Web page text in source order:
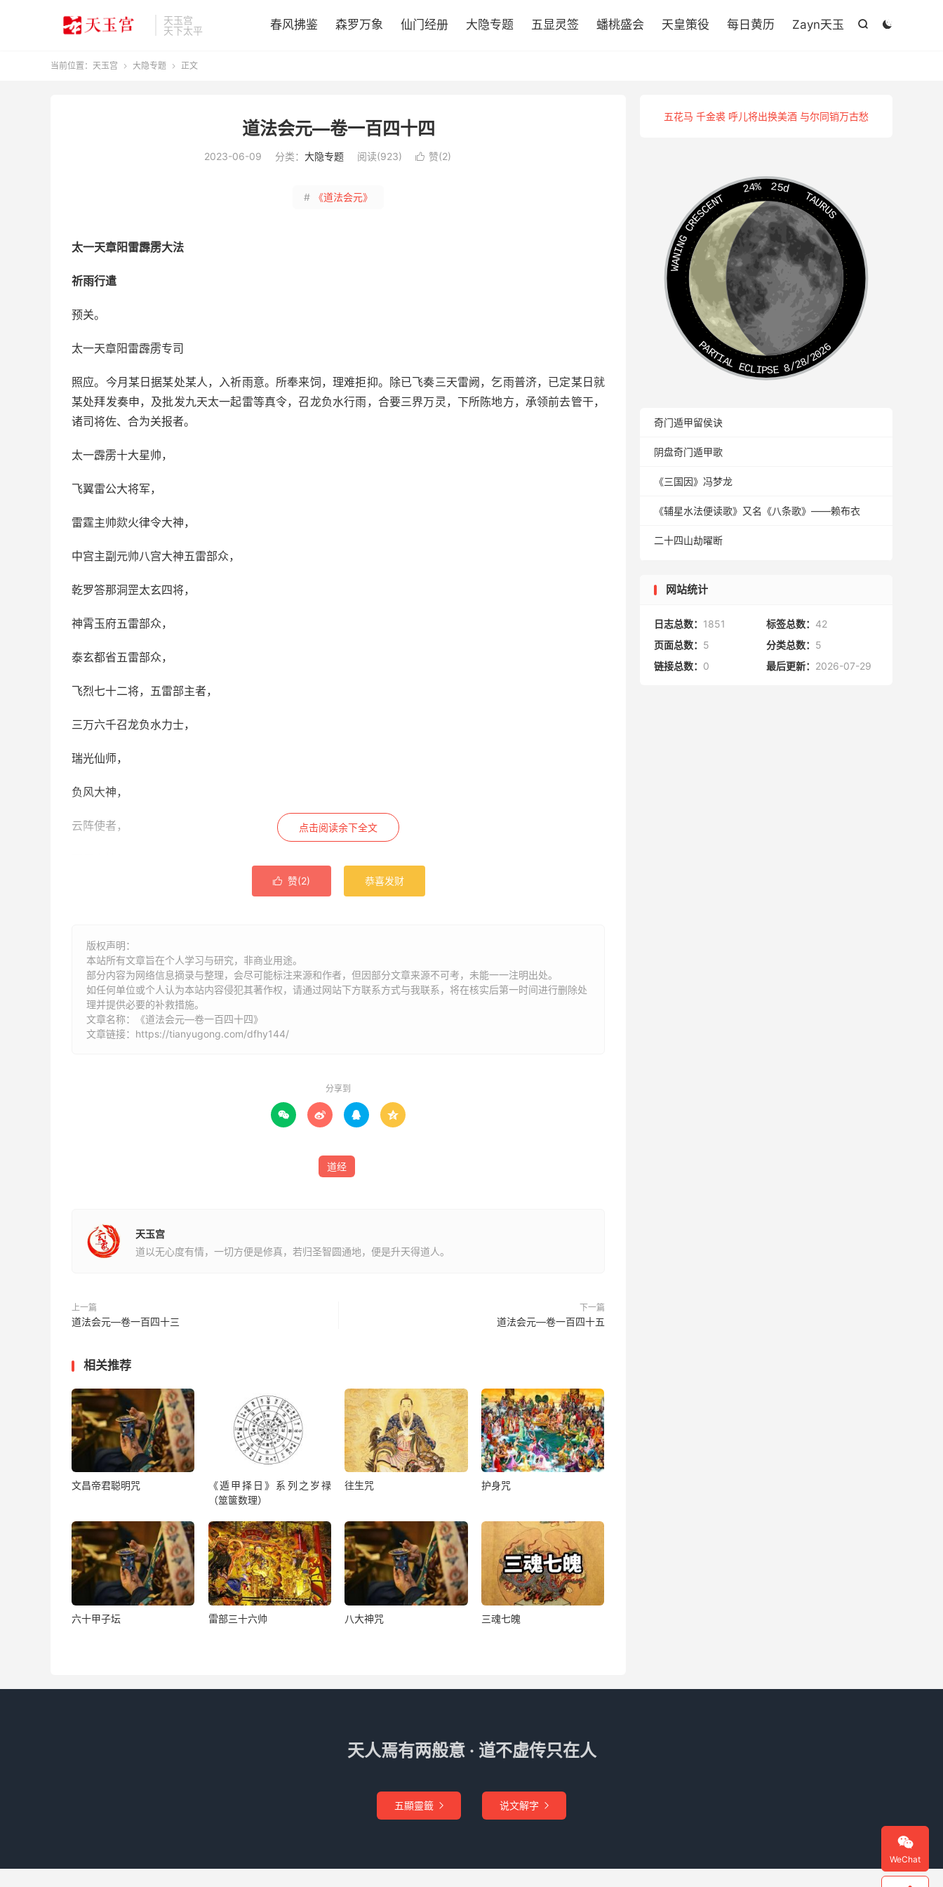
天玉宫
天下太平


春风拂鉴 森罗万象 仙门经册 大隐专题 五显灵签 蟠桃盛会 天皇策役 每日黄历 Zayn天玉
当前位置： 天玉宫  大隐专题  正文
道法会元—卷一百四十四
2023-06-09 分类： 大隐专题 阅读(923)  赞(2)
# 《道法会元》
太一天章阳雷霹雳大法
祈雨行遣
预关。
太一天章阳雷霹雳专司
照应。今月某日据某处某人，入祈雨意。所奉来饲，理难拒抑。除已飞奏三天雷阙，乞雨普济，已定某日就
某处拜发奏申，及批发九天太一起雷等真令，召龙负水行雨，合要三界万灵，下所陈地方，承领前去管干，
诸司将佐、合为关报者。
太一霹雳十大星帅，
飞翼雷公大将军，
雷霆主帅欻火律令大神，
中宫主副元帅八宫大神五雷部众，
乾罗答那洞罡太玄四将，
神霄玉府五雷部众，
泰玄都省五雷部众，
飞烈七十二将，五雷部主者，
三万六千召龙负水力士，
瑞光仙师，
负风大神，
云阵使者，
某处社令行雨神祇，
三界五雷直符使者，
雷部应干霹雳大神。
神水，伺候当职呼召，立要应声，明彰报应。不得有违。故关。
处管内，大赐霶，苏苗救物，以全民食。但以太一大法，威禁至重，不敢擅行，除申牒天地职司，雷霆都
部，城隍社令，管内龙神等处知季，伺候敕旨，降下雨泽，须至具状，画一奏请下项：
一、臣奏乞敕命，下九天雷司，颁告太一六府雷霆，某处潭洞龙王龙神，但干潭漱等处，应遇臣批发太一雷
施甘雨。
一、臣奏乞敕命，下雷司，火急翻下当部行雨雷神，贴同城隍社令，并敕下东井箕星，西方毕宿，南方张宿
翼翰星官，翻下当季行雨龙神，驱斥云龙，大布甘雨。又恐臣未奏已前，已准敕下封锁潭洞龙神，不敢擅便
移易，但乞指定某处龙王，限雷令到日，疾速押起神龙，搬运神水，遍布雾霜，救苏禾稼。
一、臣奏乞敕命，下太一阳雷霹雳专司，碧玉内院，并雷霆蓬莱等处，天雷部，龙雷部，神雷部，水雷部，
社令部，太一元君，水府九江掌记专司，各差左右龙王，二使者，起云驱龙致雨。合干雷帅天神，七十二
将，三十六司，飞捷雷兵等，火急降赴臣行司，日夜不住，监督雨部，驱斥云雷，如期连日大降甘雨，救济
万民。
一、臣奏乞於奏后不住批发，催雷起雨。但干真令，犹恐阳光炽盛，龙不出潭，云炁不聚，是致龙神畏惧阳
光，不能负水行雨。欲乞降旨，径下太阳宫，委引驾将军高步火城，腾云掩日，庶得龙神出潭运水，连日降
降正真自然诸天生炁道炁，并五雷金光真炁，下注臣身，宫室清明，易於号令雷霆，檄召风雨。
三界真司，雷霆云雨霹雳电部，龙神等处，敕命下日，不移时刻，依应施行。早使山川出云，神龙负水，遍
点击阅读余下全文
 赞(2) 恭喜发财
版权声明：
本站所有文章旨在个人学习与研究，非商业用途。
部分内容为网络信息摘录与整理，会尽可能标注来源和作者，但因部分文章来源不可考，未能一一注明出处。
如任何单位或个人认为本站内容侵犯其著作权，请通过网站下方联系方式与我联系​​，将在核实后第一时间进行删除处
理并提供必要的补救措施。
文章名称：《道法会元—卷一百四十四》
文章链接： https://tianyugong.com/dfhy144/
分享到
   
道经
天玉宫
道以无心度有情，一切方便是修真，若归圣智圆通地，便是升天得道人。
上一篇
道法会元—卷一百四十三
下一篇
道法会元—卷一百四十五
相关推荐
文昌帝君聪明咒
《遁甲择日》系列之岁禄
（筮箧数理）
往生咒 护身咒
六十甲子坛 雷部三十六帅 八大神咒 三魂七魄
五花马 千金裘 呼儿将出换美酒 与尔同销万古愁
24% 25d
TAURUS
WANING CRESCENT
PARTIAL ECLIPSE 8/28/2026
奇门遁甲留侯诀
阴盘奇门遁甲歌
《三国因》冯梦龙
《辅星水法便读歌》又名《八条歌》——赖布衣
二十四山劫曜断
网站统计
日志总数： 1851 标签总数： 42
页面总数： 5 分类总数： 5
链接总数： 0 最后更新： 2026-07-29
天人焉有两般意 · 道不虚传只在人
五顯靈籤  说文解字 

WeChat